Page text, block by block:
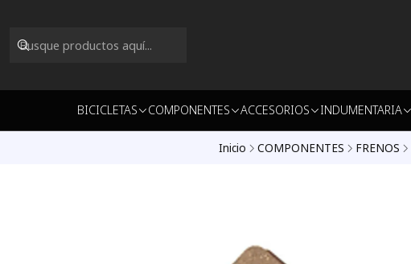
BICICLETAS COMPONENTES ACCESORIOS INDUMENTARIA
Inicio COMPONENTES FRENOS